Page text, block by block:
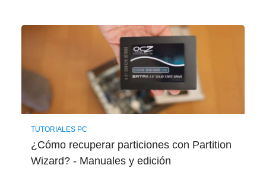
TUTORIALES PC
¿Cómo recuperar particiones con Partition
Wizard? - Manuales y edición